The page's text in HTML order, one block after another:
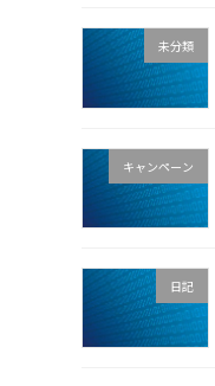
未分類
キャンペーン
日記